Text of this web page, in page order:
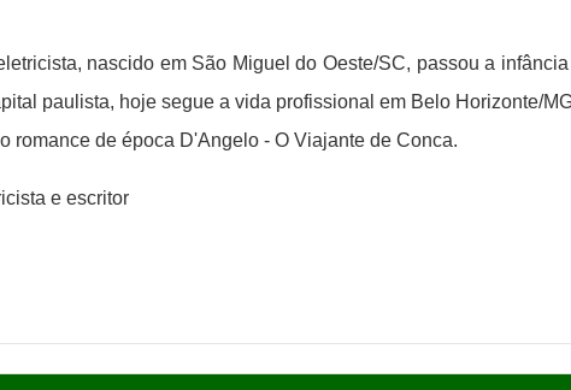
nascido em São Miguel do Oeste/SC, passou a
paulista, hoje segue a vida profissional em Belo Horizonte/
romance de época D'Angelo - O Viajante de Conca.
e escritor